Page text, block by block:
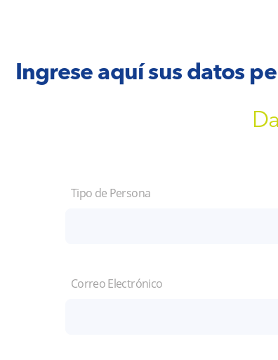
Ingrese aquí sus datos
Tipo de Persona
Correo Electrónico